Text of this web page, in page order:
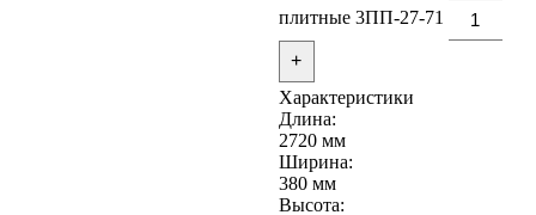
плитные 3ПП-27-71
+
Характеристики
Длина:
2720 мм
Ширина:
380 мм
Высота: